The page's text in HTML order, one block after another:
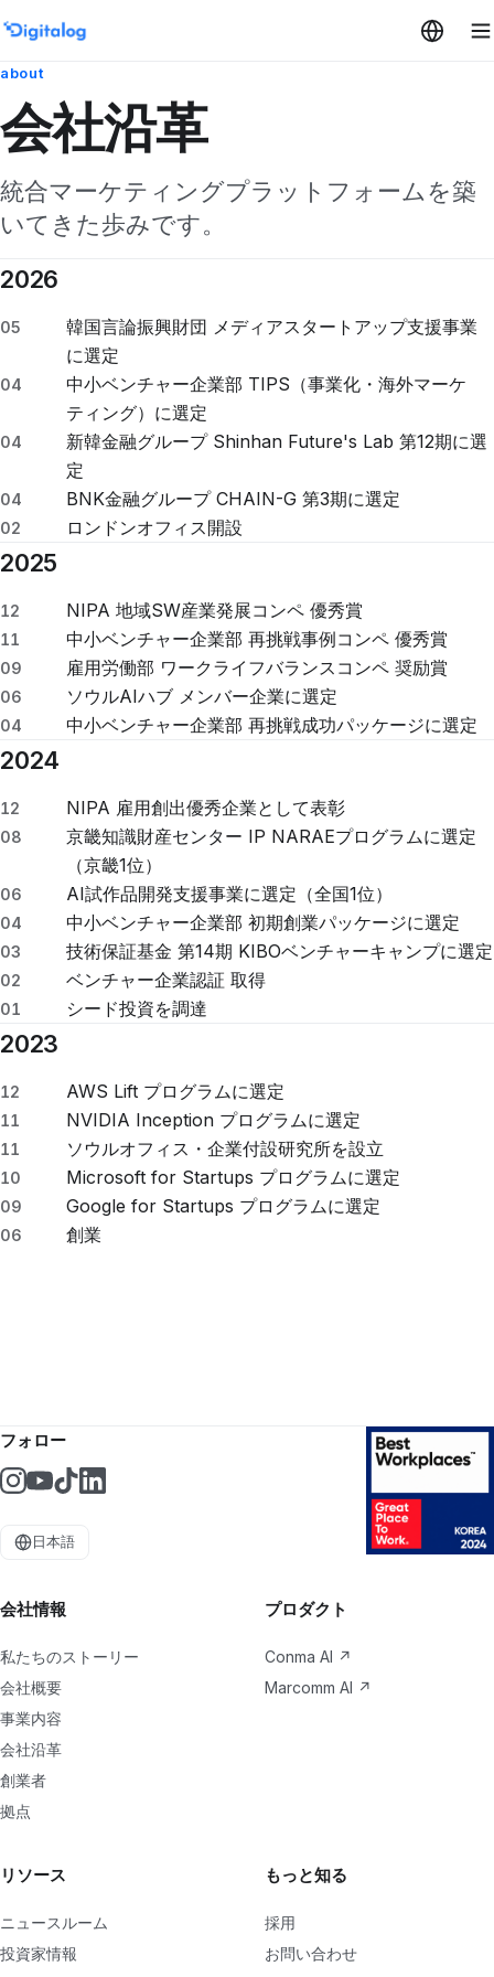
本文へスキップ
about
会社沿革
統合マーケティングプラットフォームを築
いてきた歩みです。
2026
05
韓国言論振興財団 メディアスタートアップ支援事業
に選定
04
中小ベンチャー企業部 TIPS（事業化・海外マーケ
ティング）に選定
04
新韓金融グループ Shinhan Future's Lab 第12期に選
定
04 BNK金融グループ CHAIN-G 第3期に選定
02 ロンドンオフィス開設
2025
12 NIPA 地域SW産業発展コンペ 優秀賞
11 中小ベンチャー企業部 再挑戦事例コンペ 優秀賞
09 雇用労働部 ワークライフバランスコンペ 奨励賞
06 ソウルAIハブ メンバー企業に選定
04 中小ベンチャー企業部 再挑戦成功パッケージに選定
2024
12 NIPA 雇用創出優秀企業として表彰
08
京畿知識財産センター IP NARAEプログラムに選定
（京畿1位）
06 AI試作品開発支援事業に選定（全国1位）
04 中小ベンチャー企業部 初期創業パッケージに選定
03 技術保証基金 第14期 KIBOベンチャーキャンプに選定
02 ベンチャー企業認証 取得
01 シード投資を調達
2023
12 AWS Lift プログラムに選定
11 NVIDIA Inception プログラムに選定
11 ソウルオフィス・企業付設研究所を設立
10 Microsoft for Startups プログラムに選定
09 Google for Startups プログラムに選定
06 創業
フォロー
日本語
会社情報
私たちのストーリー
会社概要
事業内容
会社沿革
創業者
拠点
プロダクト
Conma AI ↗
Marcomm AI ↗
リソース
ニュースルーム
投資家情報
もっと知る
採用
お問い合わせ